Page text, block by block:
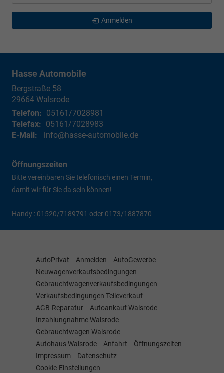
Anmelden
Hasse Automobile
Bergstraße 58
29664 Walsrode
Telefon: 05161/7028981
Telefax: 05161/7028983
E-Mail:
info@hasse-automobile.de
Öffnungszeiten
Bitte vereinbaren Sie telefonisch einen Termin,
damit wir für Sie da sein können!
Handy : 01520/7189791 oder 0173/1887870
AutoPrivat Anmelden
AutoGewerbe
Neuwagenverkaufsbedingungen
Gebrauchtwagenverkaufsbedingungen
Verkaufsbedingungen Teileverkauf
AGB-Reparatur
Autoankauf Walsrode
Inzahlungnahme Walsrode
Gebrauchtwagen Walsrode
Autohaus Walsrode
Anfahrt
Öffnungszeiten
Impressum
Datenschutz
Cookie-Einstellungen